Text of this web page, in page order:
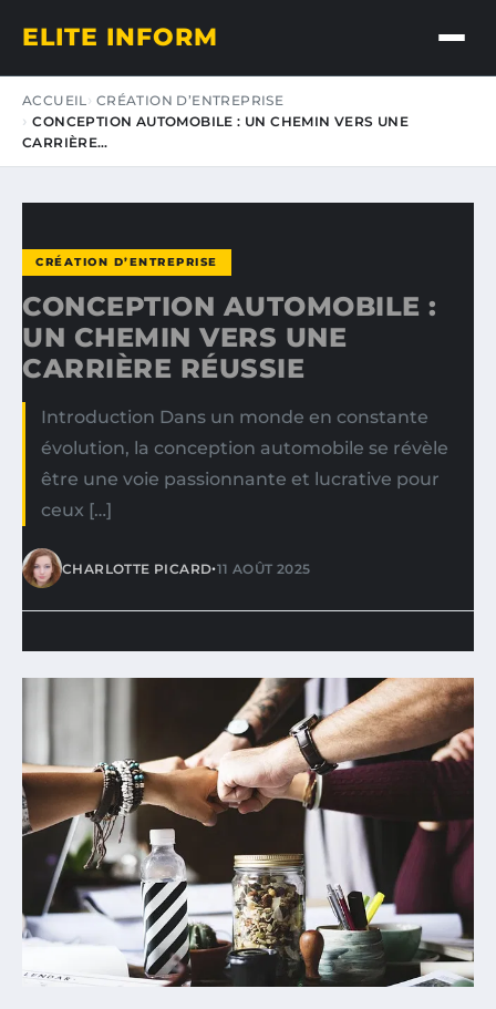
ELITE INFORM
ACCUEIL CRÉATION D’ENTREPRISE
CONCEPTION AUTOMOBILE : UN CHEMIN VERS UNE
CARRIÈRE…
CRÉATION D’ENTREPRISE
CONCEPTION AUTOMOBILE :
UN CHEMIN VERS UNE
CARRIÈRE RÉUSSIE
Introduction Dans un monde en constante
évolution, la conception automobile se révèle
être une voie passionnante et lucrative pour
ceux […]
CHARLOTTE PICARD•11 AOÛT 2025